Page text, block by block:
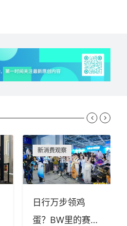
新消费观察
日行万步领鸡
蛋？BW里的赛博
 